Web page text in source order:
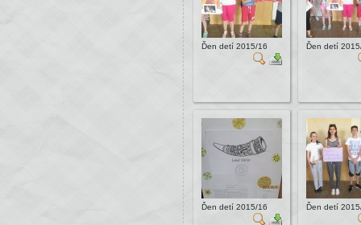
Ďen detí 2015/16 Ďen detí
Ďen detí 2015/16 Ďen detí